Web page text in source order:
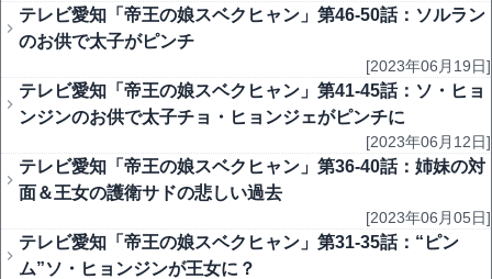
テレビ愛知「帝王の娘スベクヒャン」第46-50話：ソルラン
のお供で太子がピンチ
[2023年06月19日]
テレビ愛知「帝王の娘スベクヒャン」第41-45話：ソ・ヒョ
ンジンのお供で太子チョ・ヒョンジェがピンチに
[2023年06月12日]
テレビ愛知「帝王の娘スベクヒャン」第36-40話：姉妹の対
面＆王女の護衛サドの悲しい過去
[2023年06月05日]
テレビ愛知「帝王の娘スベクヒャン」第31-35話：“ピン
ム”ソ・ヒョンジンが王女に？